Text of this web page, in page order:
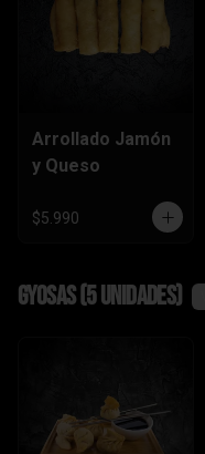
Arrollado Jamón
y Queso
$5.990
Gyosas (5 unidades)